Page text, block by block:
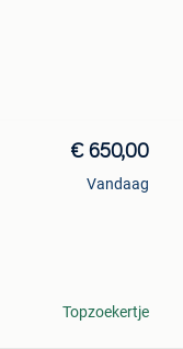
€ 650,00
Vandaag
Topzoekertje